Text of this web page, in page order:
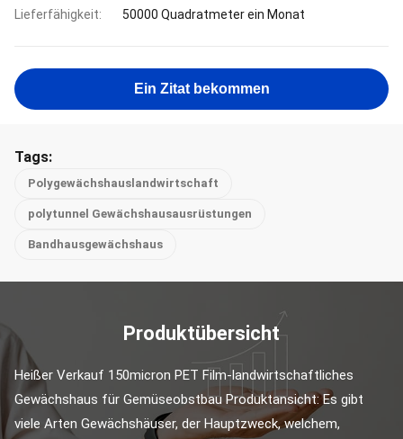
Lieferfähigkeit: 50000 Quadratmeter ein Monat
Ein Zitat bekommen
Tags:
Polygewächshauslandwirtschaft
polytunnel Gewächshausausrüstungen
Bandhausgewächshaus
Produktübersicht
Heißer Verkauf 150micron PET Film-landwirtschaftliches
Gewächshaus für Gemüseobstbau Produktansicht: Es gibt
viele Arten Gewächshäuser, der Hauptzweck, welchem,